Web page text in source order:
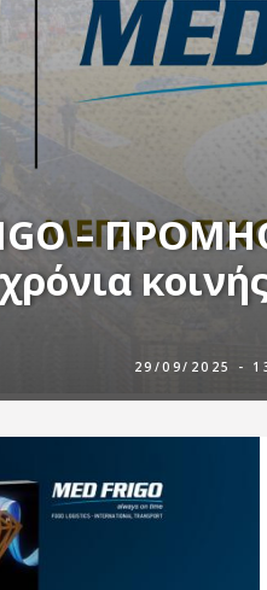
–
χρόνια
29/09/2025 -